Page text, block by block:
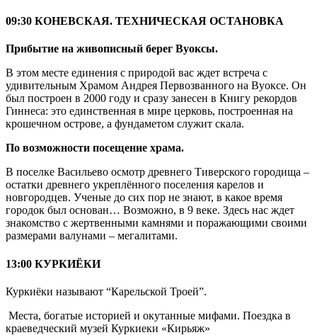
09:30 КОНЕВСКАЯ. ТЕХНИЧЕСКАЯ ОСТАНОВКА
Прибытие на живописный берег Вуоксы.
В этом месте единения с природой вас ждет встреча с
удивительным Храмом Андрея Первозванного на Вуоксе. Он
был построен в 2000 году и сразу занесен в Книгу рекордов
Гиннеса: это единственная в мире церковь, построенная на
крошечном острове, а фундаметом служит скала.
По возможности посещение храма.
В поселке Васильево осмотр древнего Тиверского городища –
остатки древнего укреплённого поселения карелов и
новгородцев. Ученые до сих пор не знают, в какое время
городок был основан… Возможно, в 9 веке. Здесь нас ждет
знакомство с жертвенными камнями и поражающими своими
размерами валунами – мегалитами.
13:00 КУРКИЁКИ
Куркиёки называют “Карельской Троей”.
Места, богатые историей и окутанные мифами. Поездка в
краеведческий музей Куркиеки «Кирьяж»